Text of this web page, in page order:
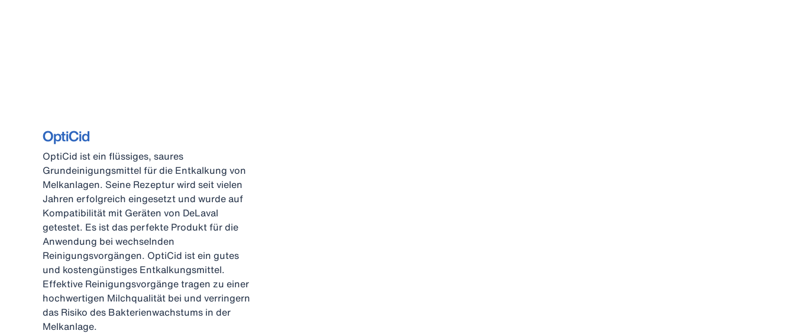
OptiCid
OptiCid ist ein flüssiges, saures
Grundeinigungsmittel für die Entkalkung von
Melkanlagen. Seine Rezeptur wird seit vielen
Jahren erfolgreich eingesetzt und wurde auf
Kompatibilität mit Geräten von DeLaval
getestet. Es ist das perfekte Produkt für die
Anwendung bei wechselnden
Reinigungsvorgängen. OptiCid ist ein gutes
und kostengünstiges Entkalkungsmittel.
Effektive Reinigungsvorgänge tragen zu einer
hochwertigen Milchqualität bei und verringern
das Risiko des Bakterienwachstums in der
Melkanlage.